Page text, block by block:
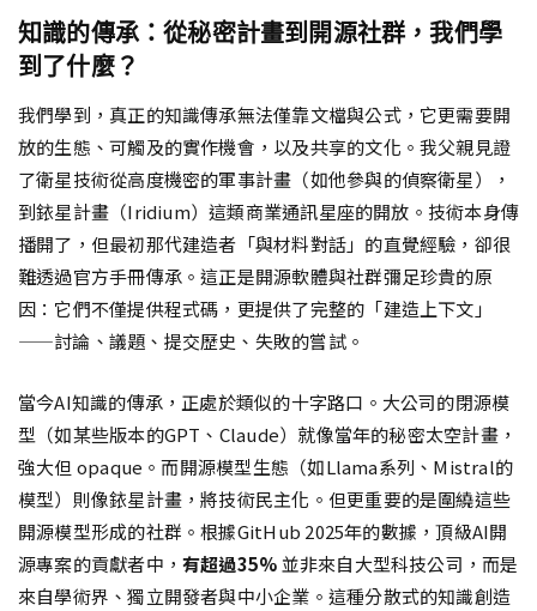
知識的傳承：從秘密計畫到開源社群，我們學
到了什麼？
我們學到，真正的知識傳承無法僅靠文檔與公式，它更需要開
放的生態、可觸及的實作機會，以及共享的文化。我父親見證
了衛星技術從高度機密的軍事計畫（如他參與的偵察衛星），
到銥星計畫（Iridium）這類商業通訊星座的開放。技術本身傳
播開了，但最初那代建造者「與材料對話」的直覺經驗，卻很
難透過官方手冊傳承。這正是開源軟體與社群彌足珍貴的原
因：它們不僅提供程式碼，更提供了完整的「建造上下文」
——討論、議題、提交歷史、失敗的嘗試。
當今AI知識的傳承，正處於類似的十字路口。大公司的閉源模
型（如某些版本的GPT、Claude）就像當年的秘密太空計畫，
強大但 opaque。而開源模型生態（如Llama系列、Mistral的
模型）則像銥星計畫，將技術民主化。但更重要的是圍繞這些
開源模型形成的社群。根據GitHub 2025年的數據，頂級AI開
源專案的貢獻者中，有超過35%並非來自大型科技公司，而是
來自學術界、獨立開發者與中小企業。這種分散式的知識創造